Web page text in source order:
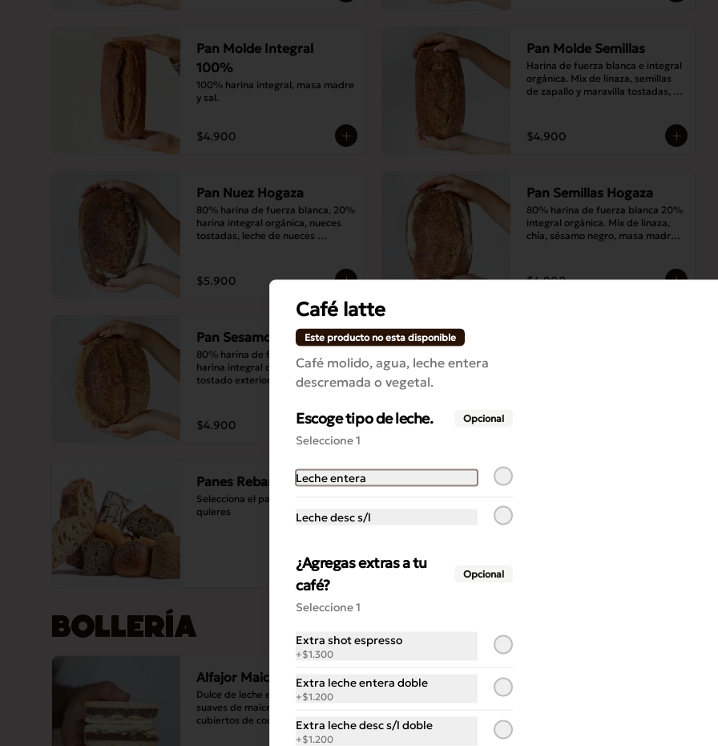
Pan Molde Integral
100%
100% harina integral, masa madre
y sal.
$4.900
Pan Molde Semillas
Harina de fuerza blanca e integral
orgánica. Mix de linaza, semillas
de zapallo y maravilla tostadas,
$4.900
Pan Nuez Hogaza
80% harina de fuerza blanca, 20%
harina integral orgánica, nueces
tostadas, leche de nueces
$5.900
Pan Semillas Hogaza
80% harina de fuerza blanca 20%
integral orgánica. Mix de linaza,
chía, sésamo negro, masa madre y
$4.900
Pan Sesamo Hogaza
80% harina de fuerza blanca, 20%
harina integral orgánica, sésamo
tostado exterior y en la masa.
$4.900
Panes Rebanados
Selecciona el pan rebanado que
quieres
BOLLERÍA
Alfajor Maicena
Dulce de leche entre dos galletas
suaves de maicena, con bordes
cubiertos de coco rallado.
Café latte
Este producto no esta disponible
Café molido, agua, leche entera
descremada o vegetal.
Escoge tipo de leche. Opcional
Seleccione 1
Leche entera
Leche desc s/l
¿Agregas extras a tu
café?
Opcional
Seleccione 1
Extra shot espresso
+$1.300
Extra leche entera doble
+$1.200
Extra leche desc s/l doble
+$1.200